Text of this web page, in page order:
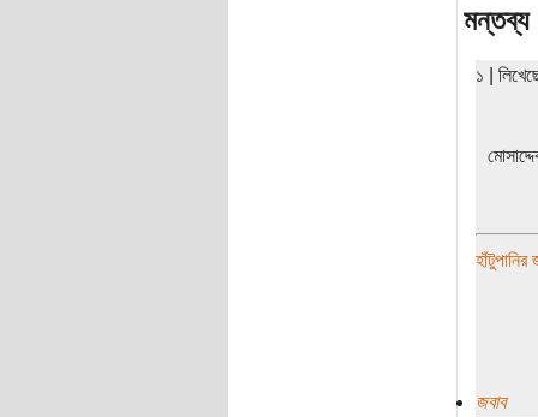
মন্তব্য
১ |
জবাব